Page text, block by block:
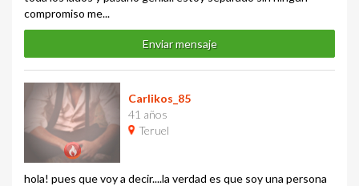
compromiso me...
Enviar mensaje
Carlikos_85
41 años
Teruel
hola! pues que voy a decir....la verdad es que soy una persona